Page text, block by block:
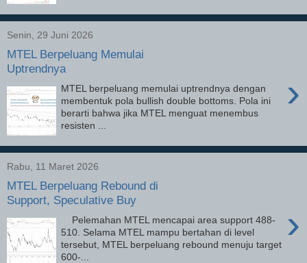
Senin, 29 Juni 2026
MTEL Berpeluang Memulai
Uptrendnya
›
MTEL berpeluang memulai uptrendnya dengan
membentuk pola bullish double bottoms. Pola ini
berarti bahwa jika MTEL menguat menembus
resisten ...
Rabu, 11 Maret 2026
MTEL Berpeluang Rebound di
Support, Speculative Buy
›
Pelemahan MTEL mencapai area support 488-
510. Selama MTEL mampu bertahan di level
tersebut, MTEL berpeluang rebound menuju target
600-...